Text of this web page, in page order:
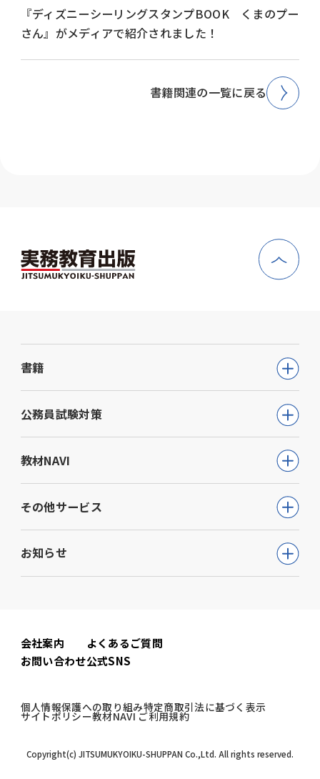
『ディズニーシーリングスタンプBOOK くまのプー
さん』がメディアで紹介されました！
書籍関連の一覧に戻る
書籍
公務員試験
教員採用試験
就職・資格・検定
教育・学参
ビジネス
生活実用・教養
心理学
公務員試験対策
公務員試験について知る
通信講座
動画で学ぶ【公務員合格】シリーズ
書籍
模擬試験
教材NAVI
高等学校向け事業
大学・短期大学向け事業
専門学校向け事業
中学校向け事業
その他サービス
ウェルネス(心理検査他)
児童発達支援事業
お知らせ
書籍関連
公務員試験関連
会社案内
お問い合わせ
よくあるご質問
公式SNS
個人情報保護への取り組み特定商取引法に基づく表示
サイトポリシー教材NAVI ご利用規約
Copyright(c) JITSUMUKYOIKU-SHUPPAN Co.,Ltd. All rights reserved.